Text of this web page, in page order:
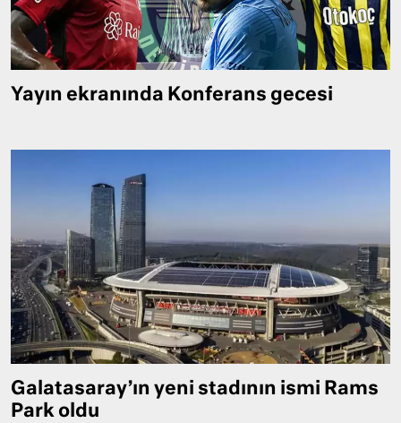
Yayın ekranında Konferans gecesi
Galatasaray’ın yeni stadının ismi Rams
Park oldu